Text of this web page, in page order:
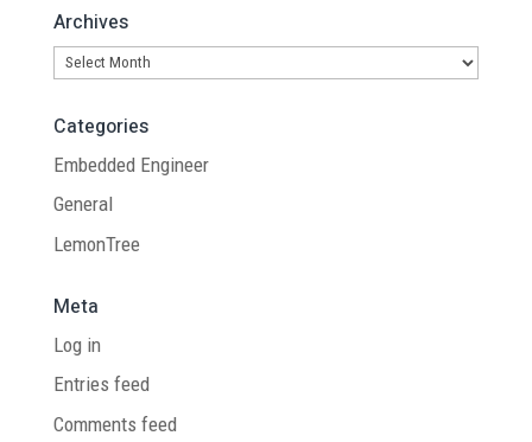
Archives
Archives
Categories
Embedded Engineer
General
LemonTree
Meta
Log in
Entries feed
Comments feed